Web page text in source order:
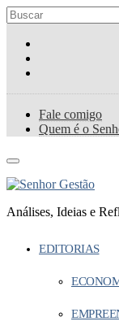
Fale comigo
Quem é o
Análises, Ideias e
EDITORIAS